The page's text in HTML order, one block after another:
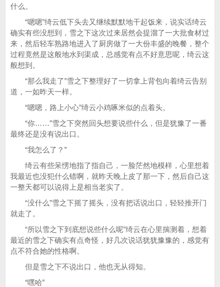
什么。
“嗯嗯”绮云低下头去又继续默默地干起饭来，说实话绮云
确实有些没想到，雪之下这次过来居然会提溜了一大批食材过
来，然后轻车熟路地进入了厨房做了一大份丰盛的晚餐，整个
过程竟然是这般地水到渠成，总感觉有点不好意思呢，绮云这
般想到。
“那么我走了”雪之下整理好了一切拿上背包向着绮云告别
道，一如昨天一样。
“嗯嗯，路上小心”绮云小鸡啄米似的点着头。
“你……”雪之下突然回头想要说些什么，但是犹豫了一番
最终还是没有说出口。
“我怎么了？”
绮云有些呆愣地指了指自己，一脸茫然地模样，心里想着
我最近也没犯什么错啊，就昨天晚上皮了那一下，然后自己这
一整天都可以说得上是相当老实了。
“没什么”雪之下摇了摇头，没有把话说出口，轻轻推开门
就走了。
“所以雪之下到底想说些什么呢”绮云在心里揣测着，想着
最近的雪之下确实有点奇怪，好几次说话犹犹豫豫的，感觉有
点不符合她的性格啊。
但是雪之下不说出口，他也无从得知。
“嘿哈”